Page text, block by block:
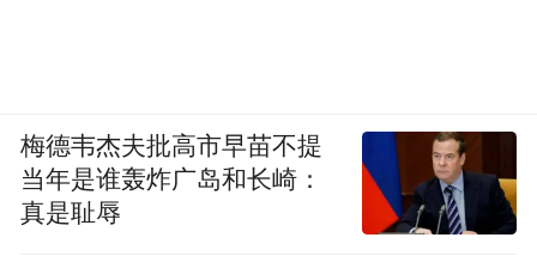
梅德韦杰夫批高市早苗不提
当年是谁轰炸广岛和长崎：
真是耻辱